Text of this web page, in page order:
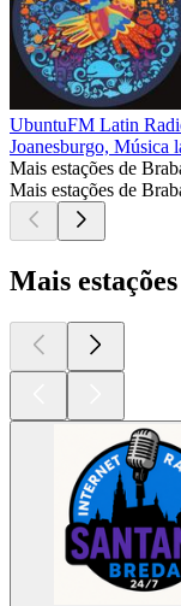
UbuntuFM Latin
Joanesburgo, Música
Mais estações de
Mais estações de
Mais